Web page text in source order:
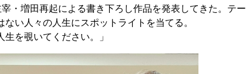
・増田再起による書き下ろし作品を発表してきた。テー
い人々の人生にスポットライトを当てる。
を覗いてください。」